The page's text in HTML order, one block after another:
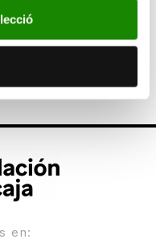
Adecco reafirman su
las personas con
en: